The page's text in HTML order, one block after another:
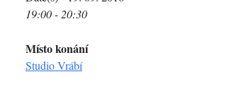
19:00 - 20:30
Místo konání
Studio Vrábí